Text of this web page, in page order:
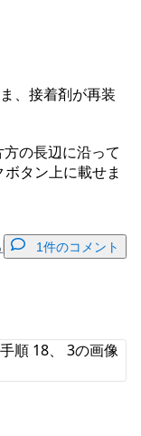
、接着剤が再装
の長辺に沿って
タン上に載せま
1件のコメント